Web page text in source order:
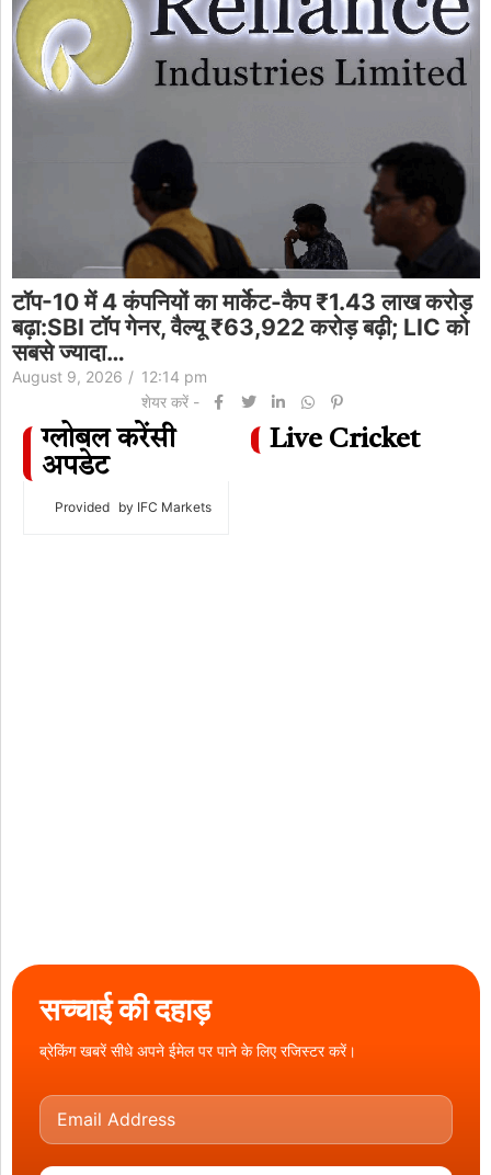
टॉप-10 में 4 कंपनियों का मार्केट-कैप ₹1.43 लाख करोड़
बढ़ा:SBI टॉप गेनर, वैल्यू ₹63,922 करोड़ बढ़ी; LIC को
सबसे ज्यादा…
August 9, 2026 / 12:14 pm
शेयर करें -
ग्लोबल करेंसी
अपडेट
Provided by IFC Markets
Live Cricket
सच्चाई की दहाड़
ब्रेकिंग खबरें सीधे अपने ईमेल पर पाने के लिए रजिस्टर करें।